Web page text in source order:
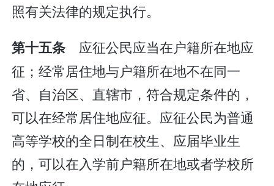
照有关法律的规定执行。
第十五条 应征公民应当在户籍所在地应
征；经常居住地与户籍所在地不在同一
省、自治区、直辖市，符合规定条件的，
可以在经常居住地应征。应征公民为普通
高等学校的全日制在校生、应届毕业生
的，可以在入学前户籍所在地或者学校所